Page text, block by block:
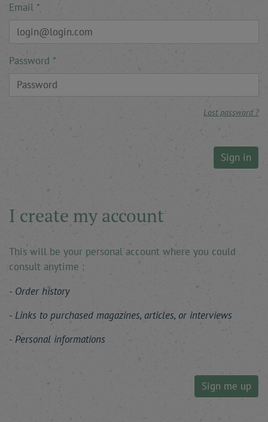
Email
Password
Lost password ?
Sign in
I create my account
This will be your personal account where you could
consult anytime :
Order history
Links to purchased magazines, articles, or interviews
Personal informations
Sign me up